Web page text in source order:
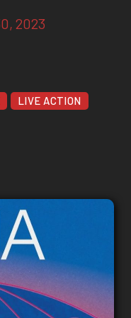
2023
LIVE ACTION